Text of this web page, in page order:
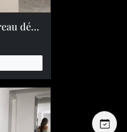
Nina - robe courte fourreau décolleté V drapés taille longueur sous genoux